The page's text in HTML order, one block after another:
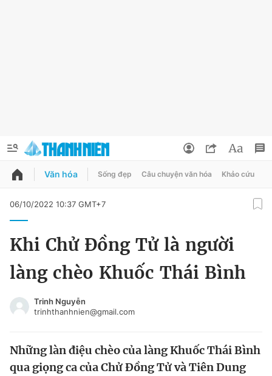
QUẢNG CÁO
Chào ngày mới
Tin thị trường Tin 360
Đổi mật khẩu
Tin đã lưu
Tin đã xem
Văn hóa Sống đẹp Câu chuyện văn hóa Khảo cứu
06/10/2022 10:37 GMT+7
Khi Chử Đồng Tử là người
làng chèo Khuốc Thái Bình
Trinh Nguyễn
trinhthanhnien@gmail.com
Những làn điệu chèo của làng Khuốc Thái Bình
qua giọng ca của Chử Đồng Tử và Tiên Dung